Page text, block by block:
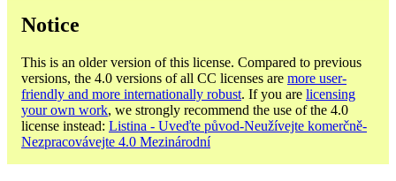
Notice
This is an older version of this license. Compared to previous
versions, the 4.0 versions of all CC licenses are more user-
friendly and more internationally robust. If you are licensing
your own work, we strongly recommend the use of the 4.0
license instead: Listina - Uveďte původ-Neužívejte komerčně-
Nezpracovávejte 4.0 Mezinárodní